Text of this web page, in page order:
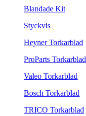
Blandade Kit
Styckvis
Heyner Torkarblad
ProParts Torkarblad
Valeo Torkarblad
Bosch Torkarblad
TRICO Torkarblad